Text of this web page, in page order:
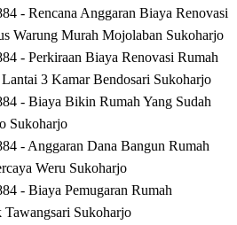
- Rencana Anggaran Biaya Renovasi
Warung Murah Mojolaban Sukoharjo
- Perkiraan Biaya Renovasi Rumah
3 Kamar Bendosari Sukoharjo
- Biaya Bikin Rumah Yang Sudah
Sukoharjo
- Anggaran Dana Bangun Rumah
Weru Sukoharjo
- Biaya Pemugaran Rumah
Sukoharjo